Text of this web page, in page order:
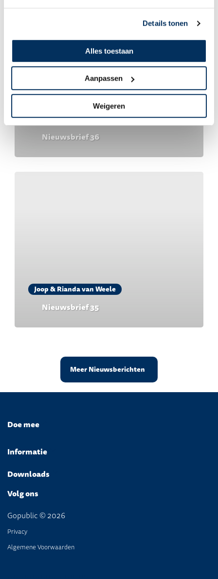
Details tonen
Alles toestaan
Aanpassen
Weigeren
Joop & Rianda van Weele
Nieuwsbrief 36
Joop & Rianda van Weele
Nieuwsbrief 35
Meer Nieuwsberichten
Doe mee
Informatie
Downloads
Volg ons
Gopublic © 2026
Privacy
Algemene Voorwaarden